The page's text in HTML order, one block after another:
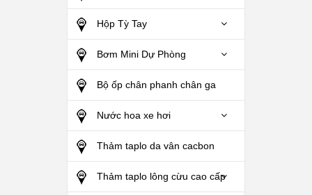
Hộp Tỳ Tay
Bơm Mini Dự Phòng
Bộ ốp chân phanh chân ga
Nước hoa xe hơi
Thảm taplo da vân cacbon
Thảm taplo lông cừu cao cấp